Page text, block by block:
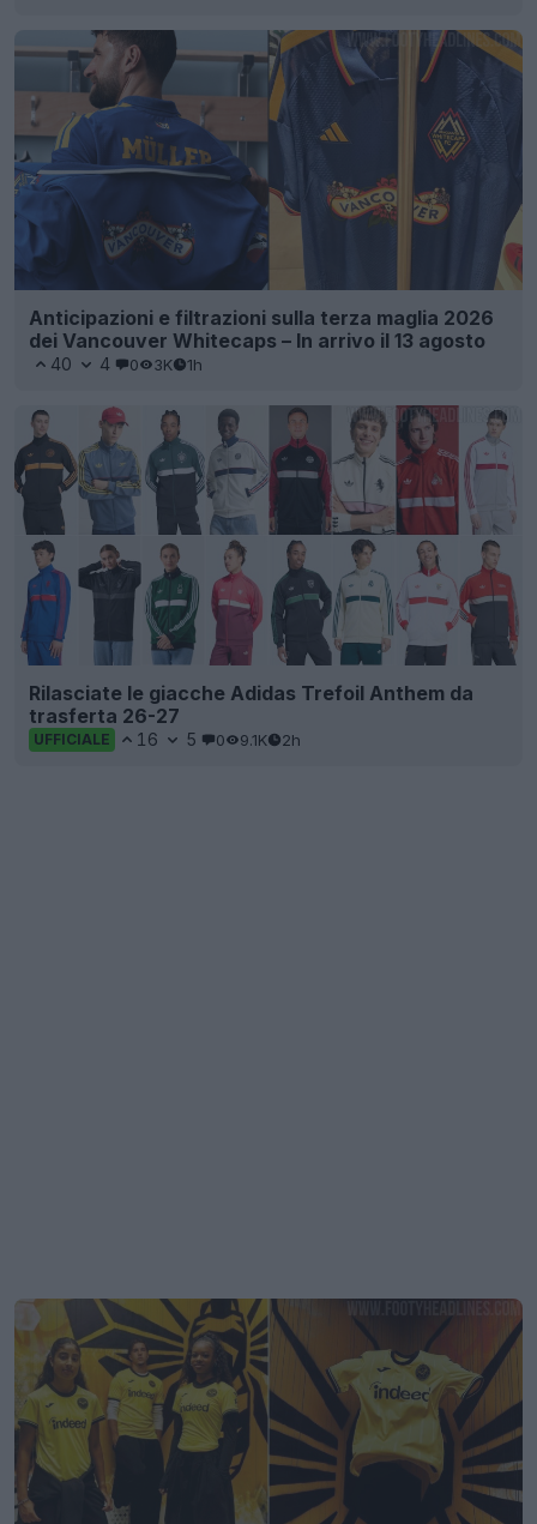
Anticipazioni e filtrazioni sulla terza maglia 2026
dei Vancouver Whitecaps – In arrivo il 13 agosto
40 4 0 3K 1h
Rilasciate le giacche Adidas Trefoil Anthem da
trasferta 26-27
UFFICIALE 16 5 0 9.1K 2h